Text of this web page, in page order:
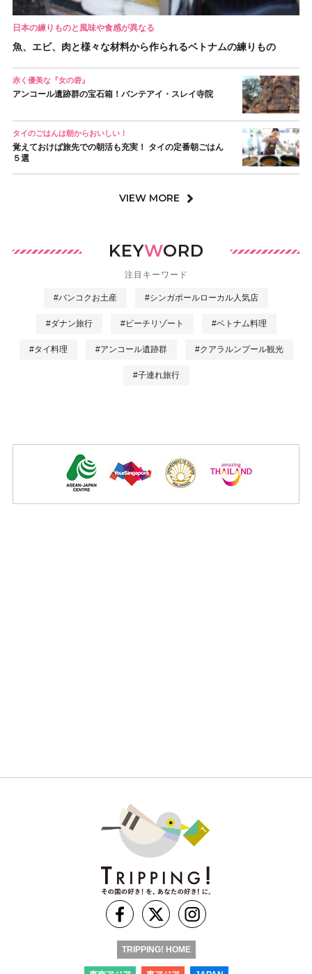
日本の練りものと風味や食感が異なる
魚、エビ、肉と様々な材料から作られるベトナムの練りもの
赤く優美な『女の砦』
アンコール遺跡群の宝石箱！バンテアイ・スレイ寺院
タイのごはんは朝からおいしい！
覚えておけば旅先での朝活も充実！ タイの定番朝ごはん
５選
VIEW MORE
KEYWORD
注目キーワード
#バンコクお土産 #シンガポールローカル人気店
#ダナン旅行 #ビーチリゾート #ベトナム料理
#タイ料理 #アンコール遺跡群 #クアラルンプール観光
#子連れ旅行
TRIPPING! HOME